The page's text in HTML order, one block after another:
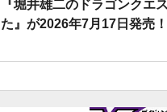
『堀井雄二のドラゴンクエ
た』が2026年7月17日発売！